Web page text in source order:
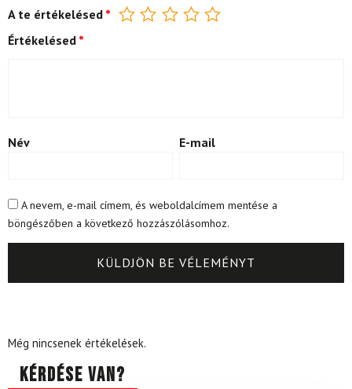
A te értékelésed *
Értékelésed *
Név E-mail
A nevem, e-mail címem, és weboldalcímem mentése a
böngészőben a következő hozzászólásomhoz.
Még nincsenek értékelések.
Kérdése van?